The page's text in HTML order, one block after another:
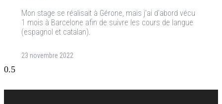
Mon stage se réalisait à Gérone, mais j’ai d’abord vécu
1 mois à Barcelone afin de suivre les cours de langue
(espagnol et catalan).
23 novembre 2022